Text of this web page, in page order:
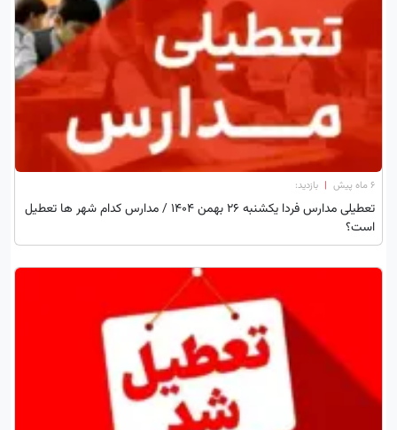
۶ ماه پیش | بازدید:
تعطیلی مدارس فردا یکشنبه 26 بهمن 1404 / مدارس کدام شهر ها تعطیل
است؟